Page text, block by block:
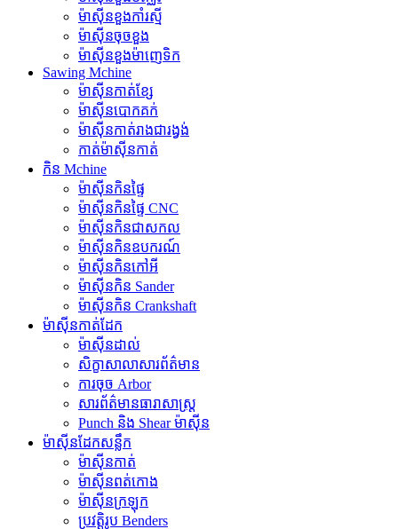
ម៉ាស៊ីនខួងកាំរស្មី
ម៉ាស៊ីនចុចខួង
ម៉ាស៊ីនខួងម៉ាញេទិក
Sawing Mchine
ម៉ាស៊ីនកាត់ខ្សែ
ម៉ាស៊ីនបោកគក់
ម៉ាស៊ីនកាត់រាងជារង្វង់
កាត់ម៉ាស៊ីនកាត់
កិន Mchine
ម៉ាស៊ីនកិនផ្ទៃ
ម៉ាស៊ីនកិនផ្ទៃ CNC
ម៉ាស៊ីនកិនជាសកល
ម៉ាស៊ីនកិនឧបករណ៍
ម៉ាស៊ីនកិនកៅអី
ម៉ាស៊ីនកិន Sander
ម៉ាស៊ីនកិន Crankshaft
ម៉ាស៊ីនកាត់ដែក
ម៉ាស៊ីនដាល់
សិក្ខាសាលាសារព័ត៌មាន
ការចុច Arbor
សារព័ត៌មានធារាសាស្ត្រ
Punch និង Shear ម៉ាស៊ីន
ម៉ាស៊ីនដែកសន្លឹក
ម៉ាស៊ីនកាត់
ម៉ាស៊ីនពត់កោង
ម៉ាស៊ីនក្រឡុក
ប្រវត្តិរូប Benders